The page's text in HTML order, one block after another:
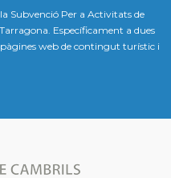
Subvenció Per a Activitats de
Específicament a dues
web de contingut turístic i